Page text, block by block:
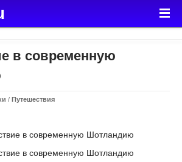
в современную
/ Путешествия